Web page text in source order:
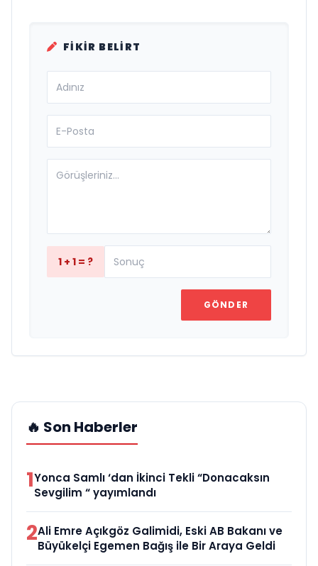
FIKIR BELIRT
1 + 1 = ?
GÖNDER
🔥 Son Haberler
1Yonca Samlı ‘dan İkinci Tekli “Donacaksın
Sevgilim “ yayımlandı
2Ali Emre Açıkgöz Galimidi, Eski AB Bakanı ve
Büyükelçi Egemen Bağış ile Bir Araya Geldi